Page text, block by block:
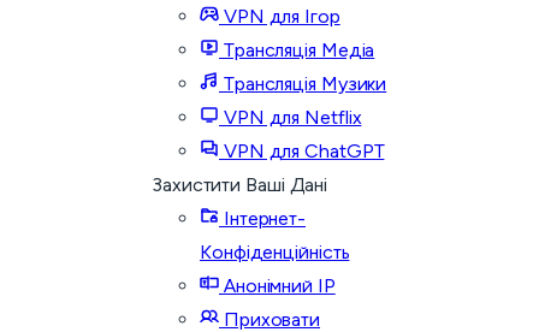
VPN для Ігор
Трансляція Медіа
Трансляція Музики
VPN для Netflix
VPN для ChatGPT
Захистити Ваші Дані
Інтернет-
Конфіденційність
Анонімний IP
Приховати